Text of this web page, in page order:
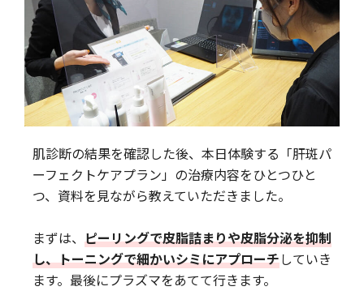
肌診断の結果を確認した後、本日体験する「肝斑パ
ーフェクトケアプラン」の治療内容をひとつひと
つ、資料を見ながら教えていただきました。
まずは、 ピーリングで皮脂詰まりや皮脂分泌を抑制
し、トーニングで細かいシミにアプローチしていき
ます。最後にプラズマをあてて行きます。